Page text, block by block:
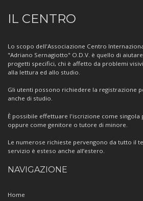
Informazioni
sul
Centro
IL CENTRO
Lo scopo dell'Associazione Centro
"Adriano Sernagiotto" O.D.V. è quello di
progetti specifici, chi è affetto da problemi
alla lettura ed allo studio.
Gli utenti possono richiedere la registrazione
anche di studio.
È possibile effettuare l'iscrizione come singola
oppure come genitore o tutore di minore.
Le numerose richieste pervengono da tutto il
servizio è esteso anche all’estero.
NAVIGAZIONE
Home